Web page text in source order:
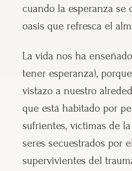
cuando la esperanza se
oasis que refresca el
La vida nos ha
tener esperanza),
vistazo a nuestro
que está habitado por
sufrientes, víctimas de
seres secuestrados por
supervivientes del